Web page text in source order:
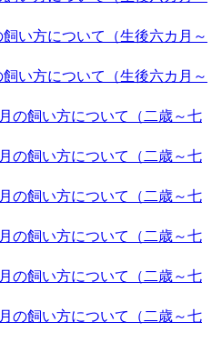
せください。
要なポイントとなるのが、健
のことです。ベベドールで
ます通り、ワクチンの接種
も行っておりますので、お客
んをお届けすることが可能で
をご検討の際は、私どもベベ
の近くに見学スペースがござ
で送迎させていただきます。
犬たちが皆様をお待ちしてい
て見学していただくことはで
い方について（生後六カ月～
い方について（生後六カ月～
の飼い方について（二歳～七
の飼い方について（二歳～七
の飼い方について（二歳～七
の飼い方について（二歳～七
の飼い方について（二歳～七
の飼い方について（二歳～七